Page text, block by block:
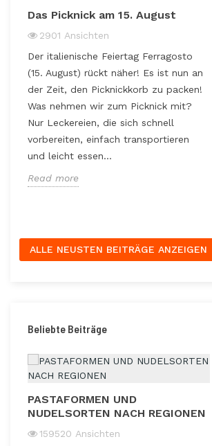
Das Picknick am 15. August
2901 Ansichten
Der italienische Feiertag Ferragosto
(15. August) rückt näher! Es ist nun an
der Zeit, den Picknickkorb zu packen!
Was nehmen wir zum Picknick mit?
Nur Leckereien, die sich schnell
vorbereiten, einfach transportieren
und leicht essen...
Read more
ALLE NEUSTEN BEITRÄGE ANZEIGEN
Beliebte Beiträge
PASTAFORMEN UND
NUDELSORTEN NACH REGIONEN
159520 Ansichten